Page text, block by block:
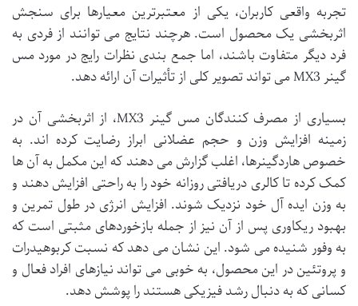
تجربه واقعی کاربران، یکی از معتبرترین معیارها برای سنجش
اثربخشی یک محصول است. هرچند نتایج می توانند از فردی به
فرد دیگر متفاوت باشند، اما جمع بندی نظرات رایج در مورد مس
گینر MX3 می تواند تصویر کلی از تأثیرات آن ارائه دهد.
بسیاری از مصرف کنندگان مس گینر MX3، از اثربخشی آن در
زمینه افزایش وزن و حجم عضلانی ابراز رضایت کرده اند. به
خصوص هاردگینرها، اغلب گزارش می دهند که این مکمل به آن ها
کمک کرده تا کالری دریافتی روزانه خود را به راحتی افزایش دهند و
به وزن ایده آل خود نزدیک شوند. افزایش انرژی در طول تمرین و
بهبود ریکاوری پس از آن نیز از جمله بازخوردهای مثبتی است که
به وفور شنیده می شود. این نشان می دهد که نسبت کربوهیدرات
و پروتئین در این محصول، به خوبی می تواند نیازهای افراد فعال و
کسانی که به دنبال رشد فیزیکی هستند را پوشش دهد.